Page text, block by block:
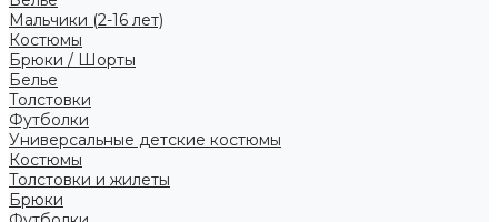
Мальчики (2-16 лет)
Костюмы
Брюки / Шорты
Белье
Толстовки
Футболки
Универсальные детские костюмы
Костюмы
Толстовки и жилеты
Брюки